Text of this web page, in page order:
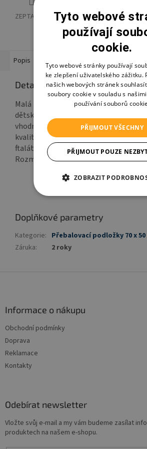
ZEPTAT SE HLÍDAT SDÍLET
Popis Hodnocení Diskuze Ostatní
Detailní popis produktu
Malá měkká přebalovací podložka na
dětská přebalovací podložka,
vhodná na komody a přebalovací
kvalitní atestované fólie, neobsahuje
ftalátů. Díky tomu je bezpečná i pro
Rozměry: (šířka/výška) 50 x 70 cm
Doplňkové parametry
Kategorie: Přebalovací podložky 70 x 50
Záruka: 2 roky
Informace o nákupu
Obchodní podmínky
Doprava
Reklamace
Kontakty
Odebírat newsletter
Vložte svůj e-mail a my vám budeme zasílat
produktech na našem e-shopu.
Tyto webové
používají
cookie.
Tyto webové stránky používají
ke zlepšení uživatelského zážitku.
našich webových stránek
soubory cookie v souladu s
používání souborů
PŘIJMOUT VŠECHNY
PŘIJMOUT POUZE
ZOBRAZIT